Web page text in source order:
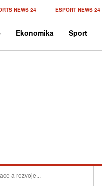
NEWS 24 ESPORT NEWS 24
Ekonomika Sport
a rozvoje...